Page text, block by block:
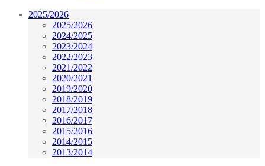
2025/2026
2025/2026
2024/2025
2023/2024
2022/2023
2021/2022
2020/2021
2019/2020
2018/2019
2017/2018
2016/2017
2015/2016
2014/2015
2013/2014